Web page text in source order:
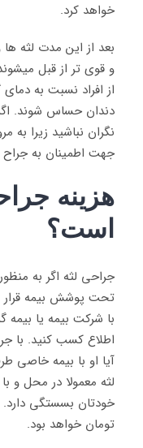
خواهد کرد.
بعد از این مدت لثه ها
و قوی تر از قبل
از افراد نسبت به
دندان حساس شوند.
نگران نباشید زیرا به
جهت اطمینان به
هزینه
است؟
جراحی لثه اگر به
تحت پوشش بیمه قرار
با شرکت بیمه یا
اطلاع کسب کنید. با
آیا او با بیمه خاصی
لثه معمولا در محل و
تومان خواهد بود.